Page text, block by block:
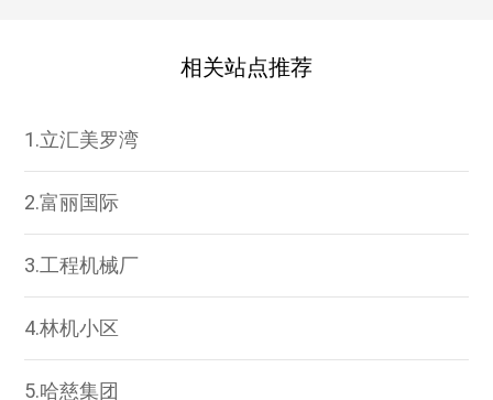
相关站点推荐
1.立汇美罗湾
2.富丽国际
3.工程机械厂
4.林机小区
5.哈慈集团